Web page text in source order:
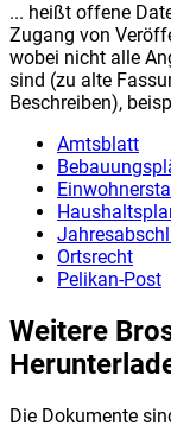
... heißt offene
Zugang von
wobei nicht alle
sind (zu alte
Beschreiben),
Amtsblatt
Ortsrecht
Pelikan-Post
Weitere
Die Dokumente